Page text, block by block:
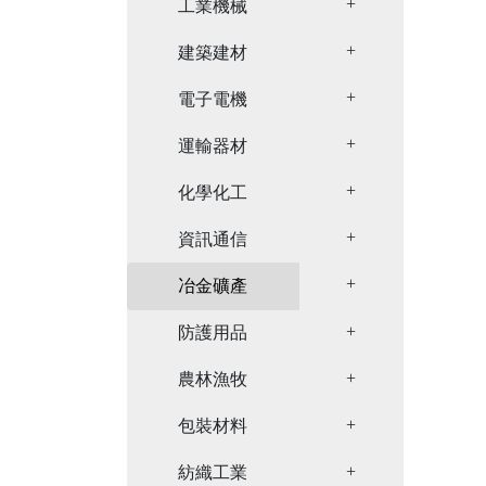
工業機械
建築建材 Toggle Dropdown
電子電機 Toggle Dropdown
運輸器材 Toggle Dropdown
化學化工 Toggle Dropdown
資訊通信 Toggle Dropdown
冶金礦產 Toggle Dropdown
防護用品 Toggle Dropdown
農林漁牧 Toggle Dropdown
包裝材料 Toggle Dropdown
紡織工業 Toggle Dropdown